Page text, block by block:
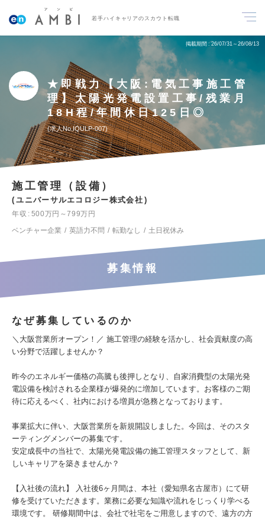
若手ハイキャリアのスカウト転職
掲載期間 26/07/31～26/08/13
★即戦力【大阪:電気工事施工管
理】太陽光発電設置工事/残業月
18H程/年間休日125日◎
求人No.IQULP-007
施工管理（設備）
ユニバーサルエコロジー株式会社
年収
500万円～799万円
ベンチャー企業
英語力不問 転勤なし 土日祝休み
募集情報
なぜ募集しているのか
＼大阪営業所オープン！／ 施工管理の経験を活かし、社会貢献度の高
い分野で活躍しませんか？
昨今のエネルギー価格の高騰も後押しとなり、自家消費型の太陽光発
電設備を検討される企業様が爆発的に増加しています。お客様のご期
待に応えるべく、社内における増員が急務となっております。
事業拡大に伴い、大阪営業所を新規開設しました。今回は、そのスタ
ーティングメンバーの募集です。
安定成長中の当社で、太陽光発電設備の施工管理スタッフとして、新
しいキャリアを築きませんか？
【入社後の流れ】 入社後6ヶ月間は、本社（愛知県名古屋市）にて研
修を受けていただきます。業務に必要な知識や流れをじっくり学べる
環境です。 研修期間中は、会社で社宅をご用意しますので、遠方の方